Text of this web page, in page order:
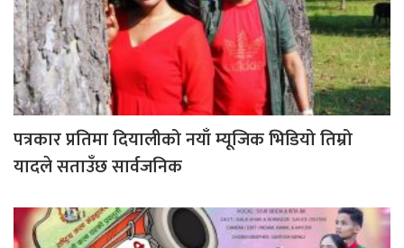
पत्रकार प्रतिमा दियालीको नयाँ म्यूजिक भिडियो तिम्रो
यादले सताउँछ सार्वजनिक